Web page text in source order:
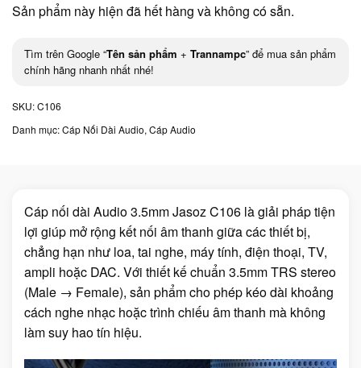
Sản phẩm này hiện đã hết hàng và không có sẵn.
Tìm trên Google “Tên sản phẩm + Trannampc” để mua sản phẩm
chính hãng nhanh nhất nhé!
SKU:C106
Danh mục:Cáp Nối Dài Audio, Cáp Audio
Cáp nối dài Audio 3.5mm Jasoz C106 là giải pháp tiện
lợi giúp mở rộng kết nối âm thanh giữa các thiết bị,
chẳng hạn như loa, tai nghe, máy tính, điện thoại, TV,
ampli hoặc DAC. Với thiết kế chuẩn 3.5mm TRS stereo
(Male → Female), sản phẩm cho phép kéo dài khoảng
cách nghe nhạc hoặc trình chiếu âm thanh mà không
làm suy hao tín hiệu.